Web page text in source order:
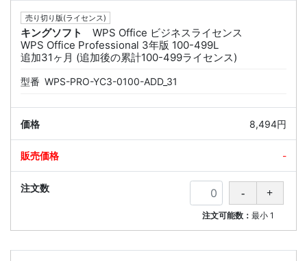
売り切り版(ライセンス)
キングソフト
WPS Office ビジネスライセンス
WPS Office Professional 3年版 100-499L
追加31ヶ月 (追加後の累計100-499ライセンス)
型番 WPS-PRO-YC3-0100-ADD_31
8,494円
-
注文可能数：最小 1